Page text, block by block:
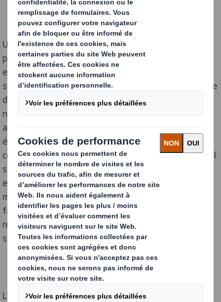
Un emballage répond à plusieurs objectifs : protéger le
produit, le conserver, mais aussi le transporter ou
encore le stocker. Il doit également s’adapter aux
spécificités de chaque produit. Par exemple, l’emballage
d’un aliment doit répondre à des critères stricts,
notamment pour garantir que le produit ne sera pas
altéré ou qu’il ne rentrera pas en contact avec des
éléments pouvant le rendre impropre à la
consommation. Mais l’emballage a bien d’autres rôles : il
sert aussi à informer le consommateur, à lui donner
envie d’acheter le produit ou encore à permettre à la
marque de se distinguer de ses concurrents. À cela, il
faut ajouter une dernière fonction pour l’entreprise :
répondre à des contraintes de conditionnement et de
stockage au sein de la chaîne logistique.
L’emballage est ainsi au cœur de nombreux enjeux. On